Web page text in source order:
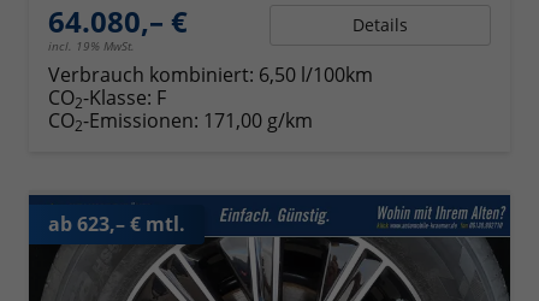
64.080,– €
incl. 19% MwSt.
Details
Verbrauch kombiniert: 6,50 l/100km
CO2-Klasse: F
CO2-Emissionen: 171,00 g/km
ab 623,– € mtl.